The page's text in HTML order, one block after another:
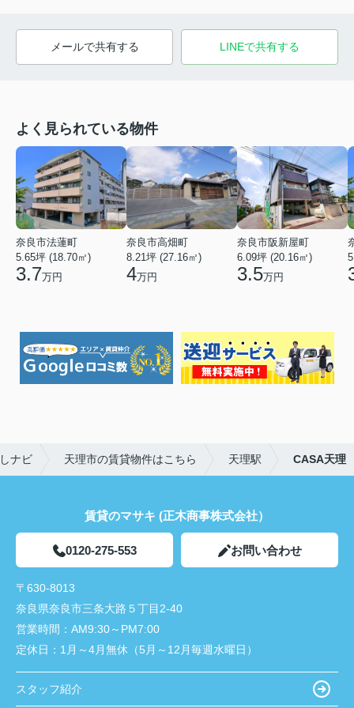
メールで共有する LINEで共有する
よく見られている物件
奈良市法蓮町
5.65坪 (18.70㎡)
3.7万円
奈良市高畑町
8.21坪 (27.16㎡)
4万円
奈良市阪新屋町
6.09坪 (20.16㎡)
3.5万円
ナビ 天理市の賃貸物件はこちら 天理駅 CASA天理
賃貸のマサキ (正木商事株式会社）
0120-275-553 お問い合わせ
〒630-8013
奈良県奈良市三条大路５丁目2-40
営業時間： AM9:30～PM7:00
定休日： 1月～4月無休（5月～12月毎週水曜日）
スタッフ紹介